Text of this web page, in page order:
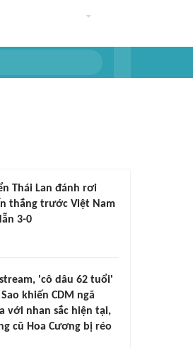
Thái Lan đánh rơi
thắng trước Việt Nam
3-0
'cô dâu 62 tuổi'
khiến CDM ngã
với nhan sắc hiện tại,
cũ Hoa Cương bị réo